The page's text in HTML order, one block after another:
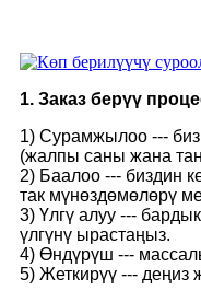
1. Заказ берүү
1) Сурамжылоо ---
(жалпы саны жана
2) Баалоо --- биздин
так мүнөздөмөлөрү
3) Үлгү алуу ---
үлгүнү ырастаңыз.
4) Өндүрүш ---
5) Жеткирүү --- деңиз